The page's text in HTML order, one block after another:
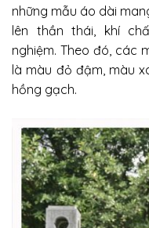
những mẫu áo dài
lên thần thái, khí
nghiệm. Theo đó, các
là màu đỏ đậm, màu
hồng gạch.